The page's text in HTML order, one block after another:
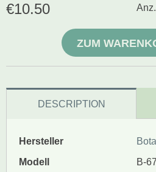
€10.50
ZUM
DESCRIPTION
Hersteller
Modell
B-